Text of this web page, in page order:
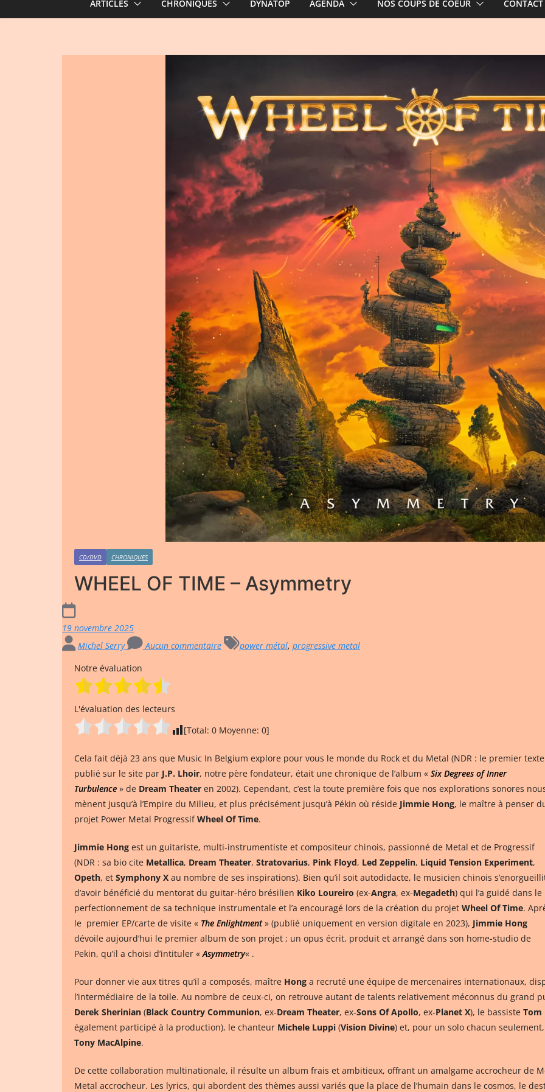
ARTICLES CHRONIQUES DYNATOP AGENDA NOS COUPS DE COEUR CONTACT
CD/DVD CHRONIQUES
WHEEL OF TIME – Asymmetry
19 novembre 2025
Michel Serry
Aucun commentaire power métal, progressive metal
Notre évaluation
L'évaluation des lecteurs
[Total: 0 Moyenne: 0]
Cela fait déjà 23 ans que Music In Belgium explore pour vous le monde du Rock et du Metal (NDR : le premier texte
publié sur le site par J.P. Lhoir, notre père fondateur, était une chronique de l’album « Six Degrees of Inner
Turbulence » de Dream Theater en 2002). Cependant, c’est la toute première fois que nos explorations sonores
mènent jusqu’à l’Empire du Milieu, et plus précisément jusqu’à Pékin où réside Jimmie Hong, le maître à penser
projet Power Metal ProgressifWheel Of Time.
Jimmie Hong est un guitariste, multi-instrumentiste et compositeur chinois, passionné de Metal et de Progressif
(NDR : sa bio cite Metallica, Dream Theater, Stratovarius, Pink Floyd, Led Zeppelin, Liquid Tension Experiment,
Opeth, et Symphony X au nombre de ses inspirations). Bien qu’il soit autodidacte, le musicien chinois
d’avoir bénéficié du mentorat du guitar-héro brésilien Kiko Loureiro (ex-Angra, ex-Megadeth) qui l’a guidé dans le
perfectionnement de sa technique instrumentale et l’a encouragé lors de la création du projet Wheel Of Time.
le premier EP/carte de visite « The Enlightment» (publié uniquement en version digitale en 2023), Jimmie Hong
dévoile aujourd’hui le premier album de son projet ; un opus écrit, produit et arrangé dans son home-studio de
Pekin, qu’il a choisi d’intituler «Asymmetry« .
Pour donner vie aux titres qu’il a composés, maître Hong a recruté une équipe de mercenaires internationaux,
l’intermédiaire de la toile. Au nombre de ceux-ci, on retrouve autant de talents relativement méconnus du grand
Derek Sherinian (Black Country Communion, ex-Dream Theater, ex-Sons Of Apollo, ex-Planet X), le bassiste Tom
également participé à la production), le chanteur Michele Luppi (Vision Divine) et, pour un solo chacun
Tony MacAlpine.
De cette collaboration multinationale, il résulte un album frais et ambitieux, offrant un amalgame accrocheur de
Metal accrocheur. Les lyrics, qui abordent des thèmes aussi variés que la place de l’humain dans le cosmos, le